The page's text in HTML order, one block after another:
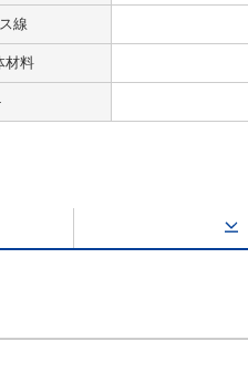
線
材料